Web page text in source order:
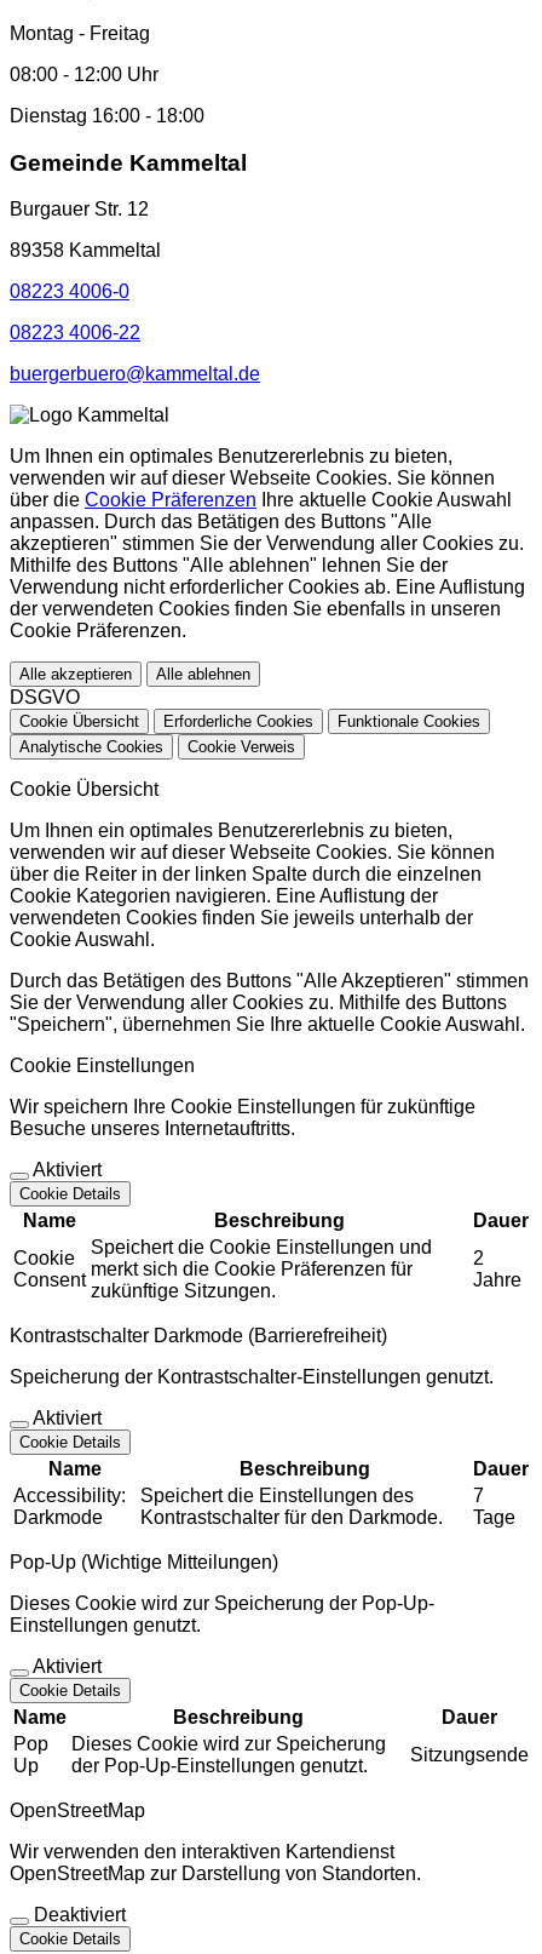
Montag - Freitag
08:00 - 12:00 Uhr
Dienstag 16:00 - 18:00
Gemeinde Kammeltal
Burgauer Str. 12
89358 Kammeltal
08223 4006-0
08223 4006-22
buergerbuero@kammeltal.de
Um Ihnen ein optimales Benutzererlebnis zu bieten,
verwenden wir auf dieser Webseite Cookies. Sie können
über die Cookie Präferenzen Ihre aktuelle Cookie Auswahl
anpassen. Durch das Betätigen des Buttons "Alle
akzeptieren" stimmen Sie der Verwendung aller Cookies zu.
Mithilfe des Buttons "Alle ablehnen" lehnen Sie der
Verwendung nicht erforderlicher Cookies ab. Eine Auflistung
der verwendeten Cookies finden Sie ebenfalls in unseren
Cookie Präferenzen.
Alle akzeptieren Alle ablehnen
DSGVO
Cookie Übersicht Erforderliche Cookies
Funktionale Cookies
Analytische Cookies
Cookie Verweis
Cookie Übersicht
Um Ihnen ein optimales Benutzererlebnis zu bieten,
verwenden wir auf dieser Webseite Cookies. Sie können
über die Reiter in der linken Spalte durch die einzelnen
Cookie Kategorien navigieren. Eine Auflistung der
verwendeten Cookies finden Sie jeweils unterhalb der
Cookie Auswahl.
Durch das Betätigen des Buttons "Alle Akzeptieren" stimmen
Sie der Verwendung aller Cookies zu. Mithilfe des Buttons
"Speichern", übernehmen Sie Ihre aktuelle Cookie Auswahl.
Cookie Einstellungen
Wir speichern Ihre Cookie Einstellungen für zukünftige
Besuche unseres Internetauftritts.
Aktiviert
Cookie Details
Name Beschreibung
Dauer
Cookie
Consent
Speichert die Cookie Einstellungen und
merkt sich die Cookie Präferenzen für
zukünftige Sitzungen.
2
Jahre
Kontrastschalter Darkmode (Barrierefreiheit)
Speicherung der Kontrastschalter-Einstellungen genutzt.
Aktiviert
Cookie Details
Name Beschreibung
Dauer
Accessibility:
Darkmode
Speichert die Einstellungen des
Kontrastschalter für den Darkmode.
7
Tage
Pop-Up (Wichtige Mitteilungen)
Dieses Cookie wird zur Speicherung der Pop-Up-
Einstellungen genutzt.
Aktiviert
Cookie Details
Name Beschreibung
Dauer
Pop
Up
Dieses Cookie wird zur Speicherung
der Pop-Up-Einstellungen genutzt.
Sitzungsende
OpenStreetMap
Wir verwenden den interaktiven Kartendienst
OpenStreetMap zur Darstellung von Standorten.
Deaktiviert
Cookie Details